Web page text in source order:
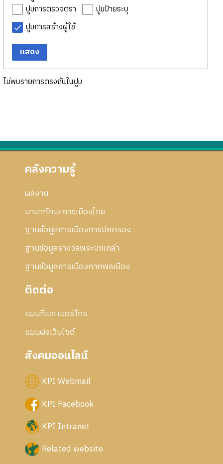
ปูมการตรวจตรา
ปูมป้ายระบุ
ปูมการสร้างผู้ใช้
แสดง
ไม่พบรายการตรงกันในปูม
คลังความรู้
ผลงาน
นานาทัศนะการเมืองไทย
ฐานข้อมูลการเมืองการปกครอง
ฐานข้อมูลรางวัลพระปกเกล้า
ฐานข้อมูลการเมืองภาคพลเมือง
ติดต่อ
แผนที่และเบอร์โทร
แผนผังเว็บไซด์
สังคมออนไลน์
KPI Webmail
KPI Facebook
KPI Intranet
Related website